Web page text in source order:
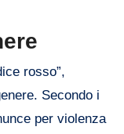
rosso”,
Secondo i
per violenza